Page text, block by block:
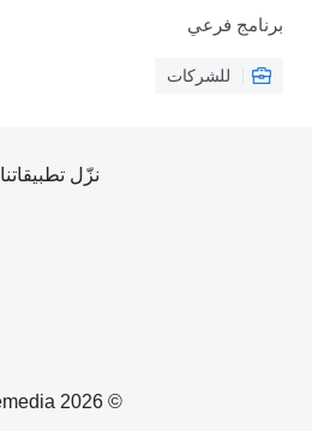
برنامج فرعي
للشركات
© 2026 Linemedia
نزّل تطبيقاتنا